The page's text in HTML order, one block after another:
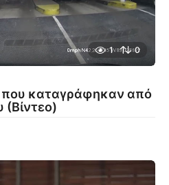
1 0
που καταγράφηκαν από
(Βίντεο)